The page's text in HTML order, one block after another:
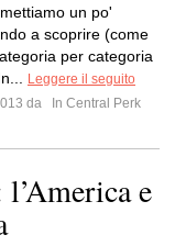
un po'
a scoprire (come
per categoria
Leggere il seguito
da
In Central Perk
e